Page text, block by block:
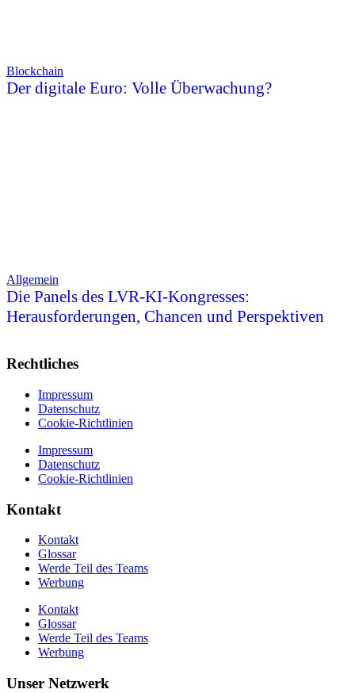
Blockchain
Der digitale Euro: Volle Überwachung?
Allgemein
Die Panels des LVR-KI-Kongresses:
Herausforderungen, Chancen und Perspektiven
Rechtliches
Impressum
Datenschutz
Cookie-Richtlinien
Impressum
Datenschutz
Cookie-Richtlinien
Kontakt
Kontakt
Glossar
Werde Teil des Teams
Werbung
Kontakt
Glossar
Werde Teil des Teams
Werbung
Unser Netzwerk